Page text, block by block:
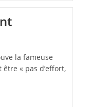
la fameuse
« pas d’effort,